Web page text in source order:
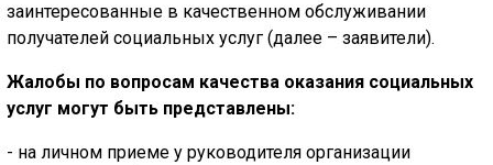
заинтересованные в качественном обслуживании
получателей социальных услуг (далее – заявители).
Жалобы по вопросам качества оказания социальных
услуг могут быть представлены:
- на личном приеме у руководителя организации